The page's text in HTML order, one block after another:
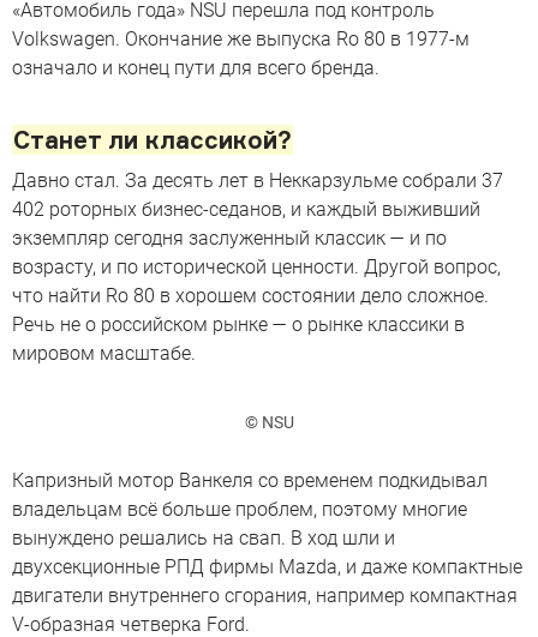
«Автомобиль года» NSU перешла под контроль
Volkswagen. Окончание же выпуска Ro 80 в 1977-м
означало и конец пути для всего бренда.
Станет ли классикой?
Давно стал. За десять лет в Неккарзульме собрали 37
402 роторных бизнес-седанов, и каждый выживший
экземпляр сегодня заслуженный классик — и по
возрасту, и по исторической ценности. Другой вопрос,
что найти Ro 80 в хорошем состоянии дело сложное.
Речь не о российском рынке — о рынке классики в
мировом масштабе.
© NSU
Капризный мотор Ванкеля со временем подкидывал
владельцам всё больше проблем, поэтому многие
вынуждено решались на свап. В ход шли и
двухсекционные РПД фирмы Mazda, и даже компактные
двигатели внутреннего сгорания, например компактная
V-образная четверка Ford.